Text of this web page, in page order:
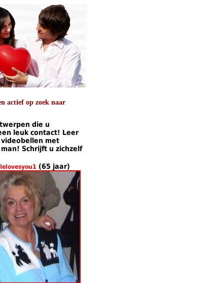
actief op zoek naar
die u
leuk contact! Leer
met
Schrijft u zichzelf
(65 jaar)